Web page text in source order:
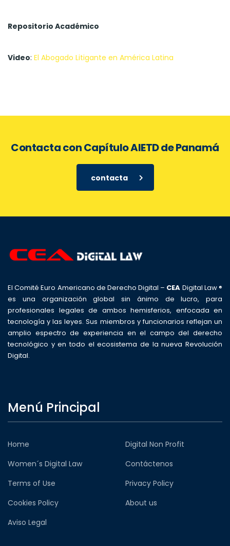
Repositorio Académico
Video: El Abogado Litigante en América Latina
Contacta con Capítulo AIETD de Panamá
contacta
El Comité Euro Americano de Derecho Digital – CEA Digital Law ®
es una organización global sin ánimo de lucro, para
profesionales legales de ambos hemisferios, enfocada en
tecnología y las leyes. Sus miembros y funcionarios reflejan un
amplio espectro de experiencia en el campo del derecho
tecnológico y en todo el ecosistema de la nueva Revolución
Digital.
Menú Principal
Home
Digital Non Profit
Women´s Digital Law
Contáctenos
Terms of Use
Privacy Policy
Cookies Policy
About us
Aviso Legal